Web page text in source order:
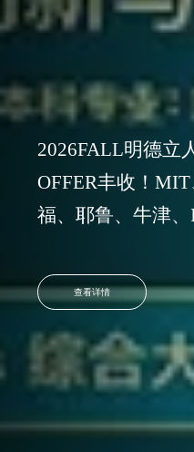
2026FALL明德立
OFFER丰收！
福、耶鲁、牛津、
查看详情